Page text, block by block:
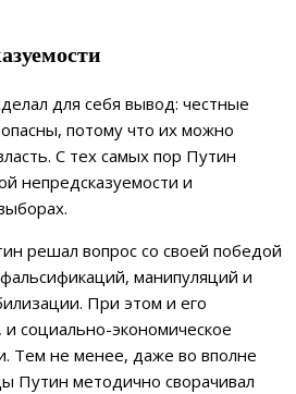
для себя вывод: честные
потому что их можно
С тех самых пор Путин
непредсказуемости и
решал вопрос со своей победой
манипуляций и
При этом и его
и социально-экономическое
Тем не менее, даже во вполне
Путин методично сворачивал